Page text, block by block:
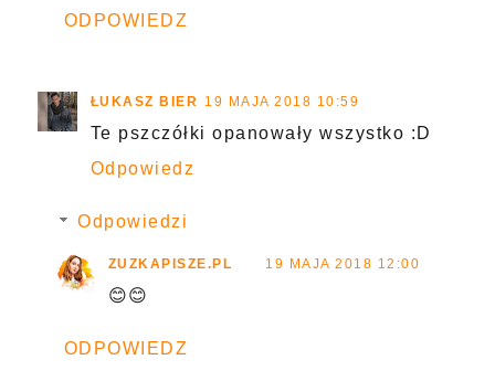
ODPOWIEDZ
ŁUKASZ BIER 19 MAJA 2018 10:59
Te pszczółki opanowały wszystko :D
Odpowiedz
Odpowiedzi
ZUZKAPISZE.PL 19 MAJA 2018 12:00
😊😊
ODPOWIEDZ